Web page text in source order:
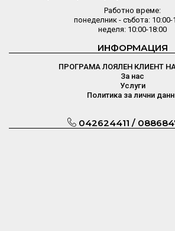
Работно време:
понеделник - събота: 10:00-
неделя: 10:00-18:00
ИНФОРМАЦИЯ
ПРОГРАМА ЛОЯЛЕН КЛИЕНТ
За нас
Услуги
Политика за лични
042624411 /